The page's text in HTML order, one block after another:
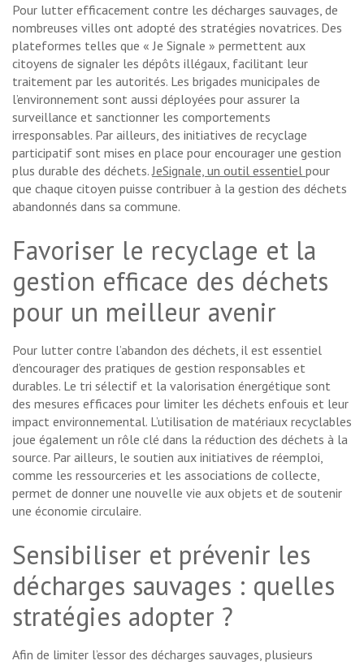
Pour lutter efficacement contre les décharges sauvages, de
nombreuses villes ont adopté des stratégies novatrices. Des
plateformes telles que « Je Signale » permettent aux
citoyens de signaler les dépôts illégaux, facilitant leur
traitement par les autorités. Les brigades municipales de
l’environnement sont aussi déployées pour assurer la
surveillance et sanctionner les comportements
irresponsables. Par ailleurs, des initiatives de recyclage
participatif sont mises en place pour encourager une gestion
plus durable des déchets. JeSignale, un outil essentiel pour
que chaque citoyen puisse contribuer à la gestion des déchets
abandonnés dans sa commune.
Favoriser le recyclage et la
gestion efficace des déchets
pour un meilleur avenir
Pour lutter contre l’abandon des déchets, il est essentiel
d’encourager des pratiques de gestion responsables et
durables. Le tri sélectif et la valorisation énergétique sont
des mesures efficaces pour limiter les déchets enfouis et leur
impact environnemental. L’utilisation de matériaux recyclables
joue également un rôle clé dans la réduction des déchets à la
source. Par ailleurs, le soutien aux initiatives de réemploi,
comme les ressourceries et les associations de collecte,
permet de donner une nouvelle vie aux objets et de soutenir
une économie circulaire.
Sensibiliser et prévenir les
décharges sauvages : quelles
stratégies adopter ?
Afin de limiter l’essor des décharges sauvages, plusieurs